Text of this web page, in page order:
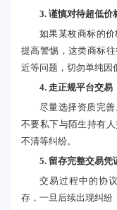
3. 谨慎对待超低价
如果某枚商标的
提高警惕，这类商标
近等问题，切勿单纯因
4. 走正规平台交易
尽量选择资质完
不要私下与陌生持有
不清等纠纷。
5. 留存完整交易凭
交易过程中的协
存，一旦后续出现纠纷